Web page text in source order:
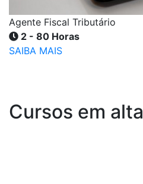
Agente Fiscal Tributário
2 - 80 Horas
SAIBA MAIS
Cursos em alta